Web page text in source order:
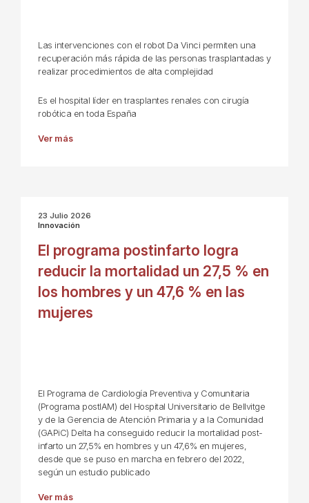
Las intervenciones con el robot Da Vinci permiten una
recuperación más rápida de las personas trasplantadas y
realizar procedimientos de alta complejidad
Es el hospital líder en trasplantes renales con cirugía
robótica en toda España
Ver más
23 Julio 2026
Innovación
El programa postinfarto logra
reducir la mortalidad un 27,5 % en
los hombres y un 47,6 % en las
mujeres
El Programa de Cardiología Preventiva y Comunitaria
(Programa postIAM) del Hospital Universitario de Bellvitge
y de la Gerencia de Atención Primaria y a la Comunidad
(GAPiC) Delta ha conseguido reducir la mortalidad post-
infarto un 27,5% en hombres y un 47,6% en mujeres,
desde que se puso en marcha en febrero del 2022,
según un estudio publicado
Ver más